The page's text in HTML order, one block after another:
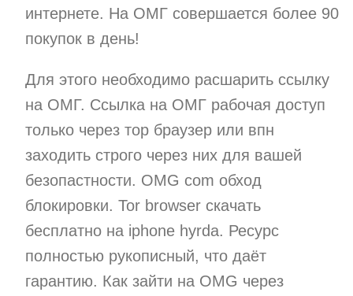
интернете. На ОМГ совершается более 90
покупок в день!
Для этого необходимо расшарить ссылку
на ОМГ. Ссылка на ОМГ рабочая доступ
только через тор браузер или впн
заходить строго через них для вашей
безопастности. OMG com обход
блокировки. Tor browser скачать
бесплатно на iphone hyrda. Ресурс
полностью рукописный, что даёт
гарантию. Как зайти на OMG через